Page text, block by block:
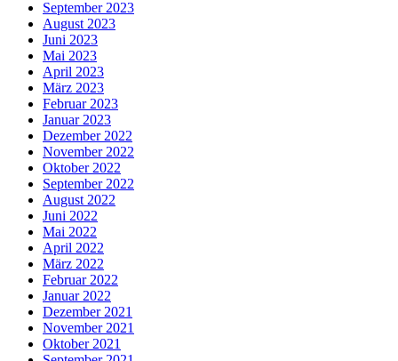
September 2023
August 2023
Juni 2023
Mai 2023
April 2023
März 2023
Februar 2023
Januar 2023
Dezember 2022
November 2022
Oktober 2022
September 2022
August 2022
Juni 2022
Mai 2022
April 2022
März 2022
Februar 2022
Januar 2022
Dezember 2021
November 2021
Oktober 2021